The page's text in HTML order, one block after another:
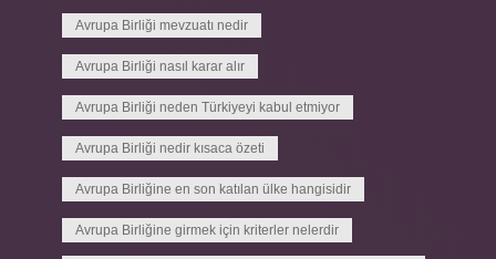
Avrupa Birliği mevzuatı nedir
Avrupa Birliği nasıl karar alır
Avrupa Birliği neden Türkiyeyi kabul etmiyor
Avrupa Birliği nedir kısaca özeti
Avrupa Birliğine en son katılan ülke hangisidir
Avrupa Birliğine girmek için kriterler nelerdir